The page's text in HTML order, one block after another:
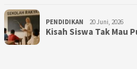
PENDIDIKAN 20 Juni, 2026
Kisah Siswa Tak Mau